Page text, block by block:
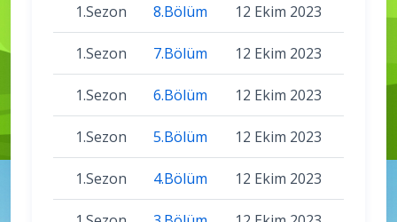
1.Sezon 8.Bölüm 12 Ekim 2023
1.Sezon 7.Bölüm 12 Ekim 2023
1.Sezon 6.Bölüm 12 Ekim 2023
1.Sezon 5.Bölüm 12 Ekim 2023
1.Sezon 4.Bölüm 12 Ekim 2023